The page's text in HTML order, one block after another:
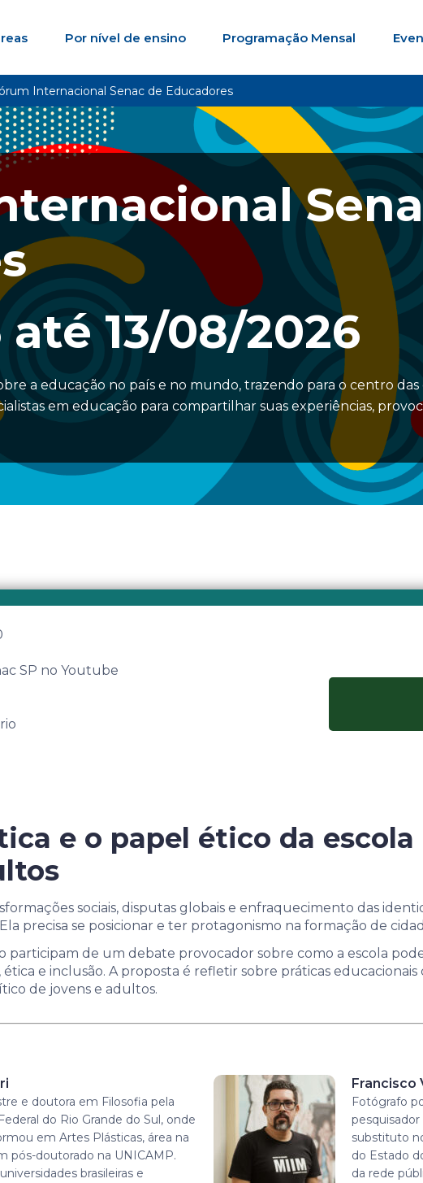
Por nível de ensino Programação Mensal
Internacional Senac de Educadores
até 13/08/2026
a educação no país e no mundo, trazendo para o centro das
em educação para compartilhar suas experiências,
SP no Youtube
e o papel ético da escola
sociais, disputas globais e enfraquecimento das
precisa se posicionar e ter protagonismo na formação de
participam de um debate provocador sobre como a escola
e inclusão. A proposta é refletir sobre práticas
de jovens e adultos.
e doutora em Filosofia pela
do Rio Grande do Sul, onde
em Artes Plásticas, área na
pós-doutorado na UNICAMP.
brasileiras e
Francisco
Fotógrafo
substituto
do Estado
da rede